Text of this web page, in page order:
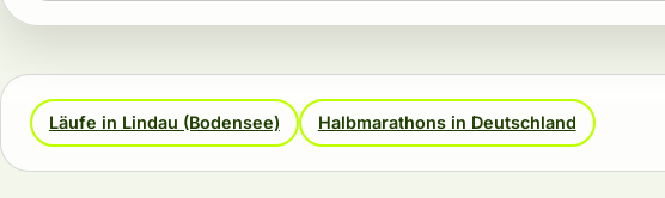
Läufe in Lindau (Bodensee) Halbmarathons in Deutschland